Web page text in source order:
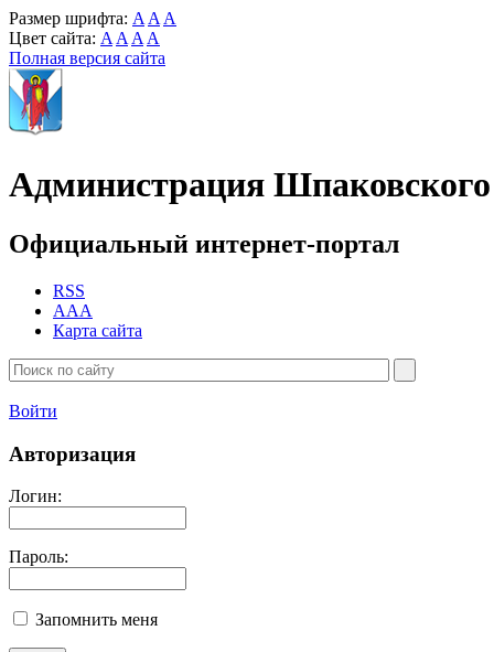
Размер шрифта: A A A
Цвет сайта: A A A A
Полная версия сайта
Администрация
Официальный интернет-портал
RSS
AAA
Карта сайта
Войти
Авторизация
Логин:
Пароль:
Запомнить меня